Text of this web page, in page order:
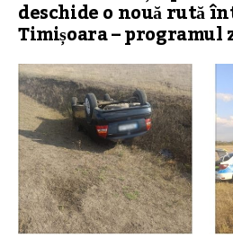
deschide o nouă rută
Timișoara –